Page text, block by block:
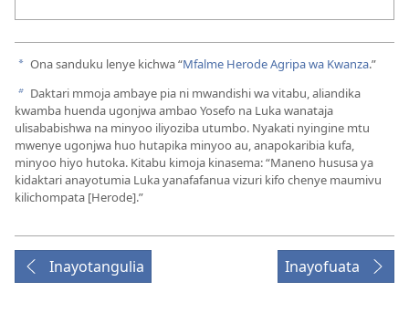
a Ona sanduku lenye kichwa “Mfalme Herode Agripa wa Kwanza.”
b Daktari mmoja ambaye pia ni mwandishi wa vitabu, aliandika
kwamba huenda ugonjwa ambao Yosefo na Luka wanataja
ulisababishwa na minyoo iliyoziba utumbo. Nyakati nyingine mtu
mwenye ugonjwa huo hutapika minyoo au, anapokaribia kufa,
minyoo hiyo hutoka. Kitabu kimoja kinasema: “Maneno hususa ya
kidaktari anayotumia Luka yanafafanua vizuri kifo chenye maumivu
kilichompata [Herode].”
Inayotangulia Inayofuata